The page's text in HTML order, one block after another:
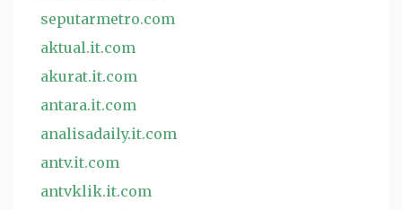
seputarmetro.com
aktual.it.com
akurat.it.com
antara.it.com
analisadaily.it.com
antv.it.com
antvklik.it.com